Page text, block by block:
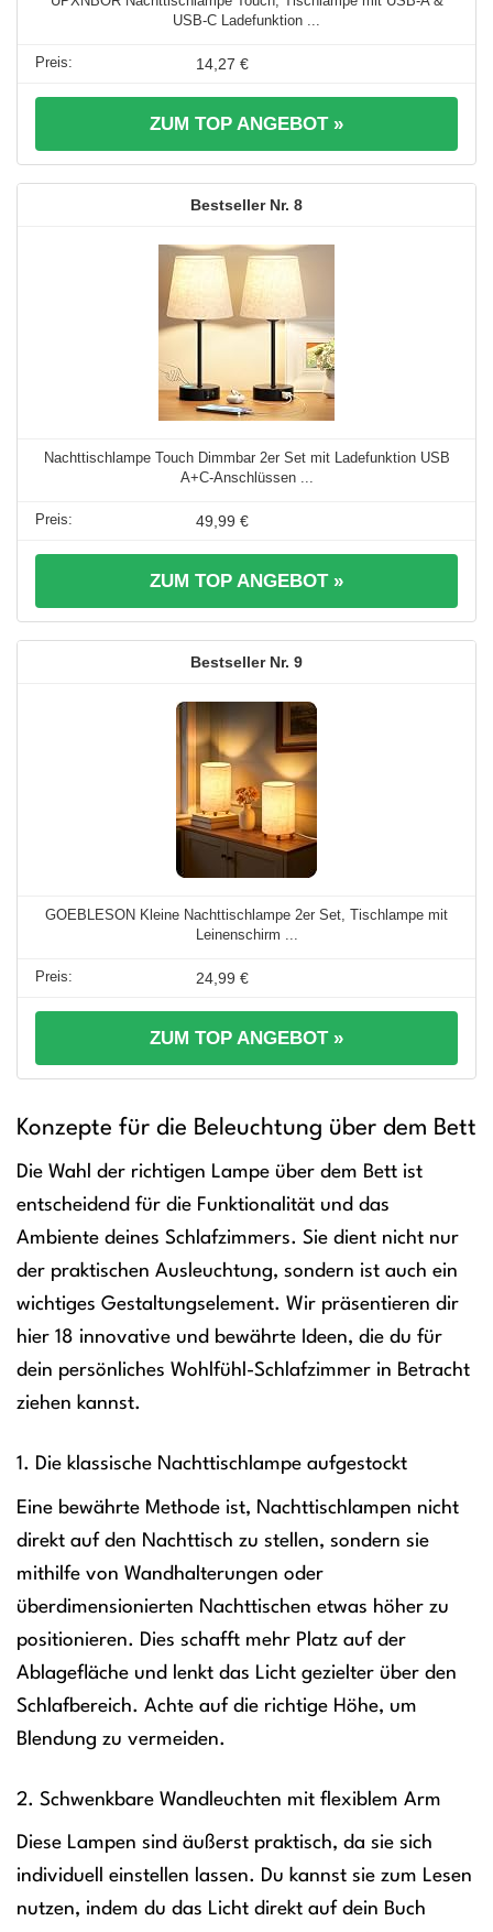
USB-C Ladefunktion ...
14,27 €
ZUM TOP ANGEBOT »
8
Nachttischlampe Touch Dimmbar 2er Set mit Ladefunktion USB
A+C-Anschlüssen ...
49,99 €
ZUM TOP ANGEBOT »
9
GOEBLESON Kleine Nachttischlampe 2er Set, Tischlampe mit
Leinenschirm ...
24,99 €
ZUM TOP ANGEBOT »
Konzepte für die Beleuchtung über dem Bett
Die Wahl der richtigen Lampe über dem Bett ist
entscheidend für die Funktionalität und das
Ambiente deines Schlafzimmers. Sie dient nicht nur
der praktischen Ausleuchtung, sondern ist auch ein
wichtiges Gestaltungselement. Wir präsentieren dir
hier 18 innovative und bewährte Ideen, die du für
dein persönliches Wohlfühl-Schlafzimmer in Betracht
ziehen kannst.
1. Die klassische Nachttischlampe aufgestockt
Eine bewährte Methode ist, Nachttischlampen nicht
direkt auf den Nachttisch zu stellen, sondern sie
mithilfe von Wandhalterungen oder
überdimensionierten Nachttischen etwas höher zu
positionieren. Dies schafft mehr Platz auf der
Ablagefläche und lenkt das Licht gezielter über den
Schlafbereich. Achte auf die richtige Höhe, um
Blendung zu vermeiden.
2. Schwenkbare Wandleuchten mit flexiblem Arm
Diese Lampen sind äußerst praktisch, da sie sich
individuell einstellen lassen. Du kannst sie zum Lesen
nutzen, indem du das Licht direkt auf dein Buch